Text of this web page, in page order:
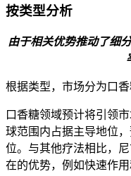
按类型分析
由于相关优势推动了细
根据类型，市场分为口
口香糖领域预计将引领
球范围内占据主导地位
位。与其他疗法相比，
在的优势，例如快速作用